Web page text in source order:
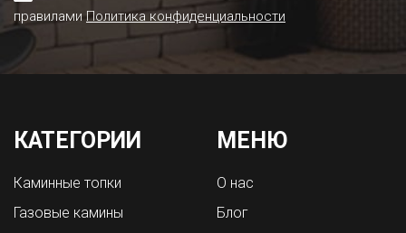
правиламиПолитика конфиденциальности
КАТЕГОРИИ
Каминные топки
Газовые камины
МЕНЮ
О нас
Блог